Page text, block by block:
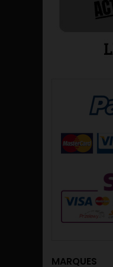
MARQUES